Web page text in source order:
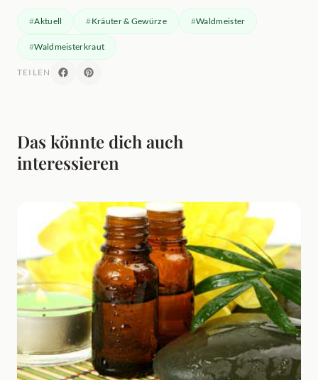
Aktuell Kräuter & Gewürze Waldmeister
Waldmeisterkraut
TEILEN
Das könnte dich auch
interessieren